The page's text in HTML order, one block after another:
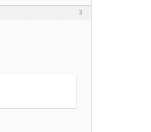
3